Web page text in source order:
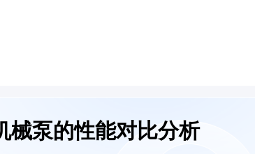
械泵的性能对比分析